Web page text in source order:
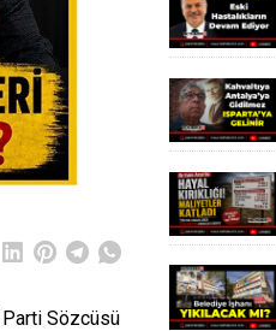
Parti Sözcüsü